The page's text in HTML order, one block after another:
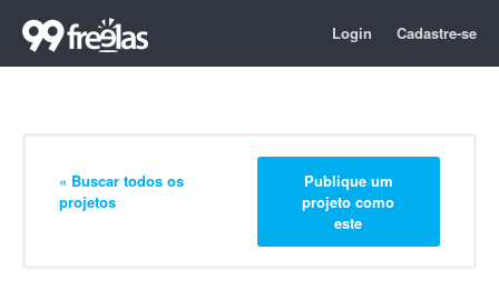
Login Cadastre-se
« Buscar todos os
projetos
Publique um
projeto como
este